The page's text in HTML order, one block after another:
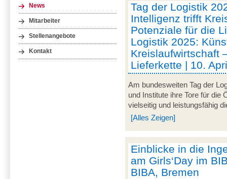
News
Mitarbeiter
Stellenangebote
Kontakt
Tag der Logistik
Intelligenz trifft
Potenziale für die
Logistik 2025:
Kreislaufwirtschaft
Lieferkette | 10.
Am bundesweiten Tag der
und Institute ihre Tore für die
vielseitig und leistungsfähig
[Alles Zeigen]
Einblicke in die
am Girls‘Day im
BIBA, Bremen